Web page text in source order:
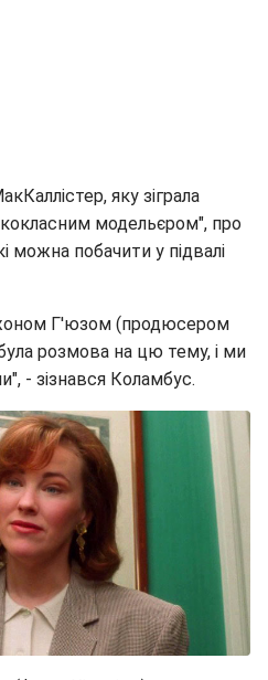
яку зіграла
модельєром", про
можна побачити у підвалі
Г'юзом (продюсером
розмова на цю тему, і ми
- зізнався Коламбус.